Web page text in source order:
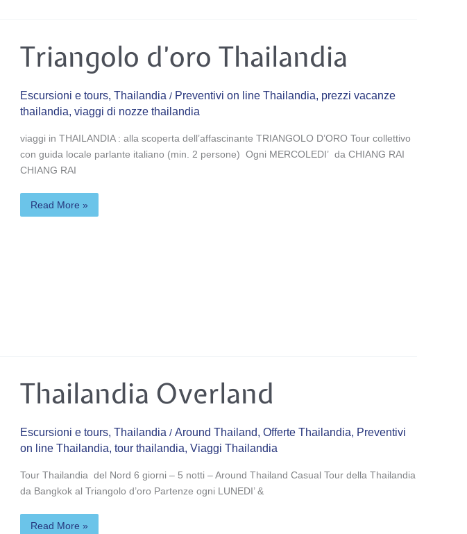
Triangolo d’oro Thailandia
Escursioni e tours, Thailandia / Preventivi on line Thailandia, prezzi vacanze
thailandia, viaggi di nozze thailandia
viaggi in THAILANDIA : alla scoperta dell’affascinante TRIANGOLO D’ORO Tour collettivo
con guida locale parlante italiano (min. 2 persone) Ogni MERCOLEDI’ da CHIANG RAI
CHIANG RAI
d’oro
Thailandia
Read More »
Thailandia Overland
Escursioni e tours, Thailandia / Around Thailand, Offerte Thailandia, Preventivi
on line Thailandia, tour thailandia, Viaggi Thailandia
Tour Thailandia del Nord 6 giorni – 5 notti – Around Thailand Casual Tour della Thailandia
da Bangkok al Triangolo d’oro Partenze ogni LUNEDI’ &
Thailandia
Overland
Read More »